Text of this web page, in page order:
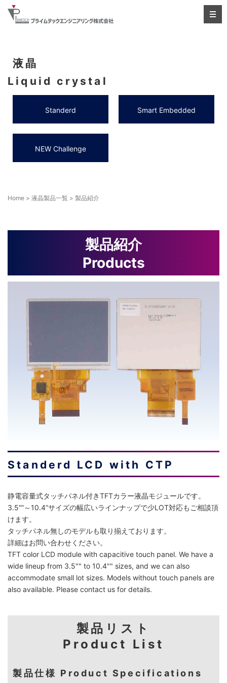
液晶
Liquid crystal
Standerd Smart Embedded
NEW Challenge
Home > 液晶製品一覧 > 製品紹介
製品紹介
Products
Standerd LCD with CTP
静電容量式タッチパネル付きTFTカラー液晶モジュールです。
3.5””～10.4”サイズの幅広いラインナップで少LOT対応もご相談頂
けます。
タッチパネル無しのモデルも取り揃えております。
詳細はお問い合わせください。
TFT color LCD module with capacitive touch panel. We have a
wide lineup from 3.5"" to 10.4"" sizes, and we can also
accommodate small lot sizes. Models without touch panels are
also available. Please contact us for details.
製品リスト
Product List
製品仕様 Product Specifications